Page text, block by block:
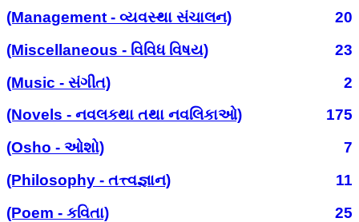
(Management - વ્યવસ્થા સંચાલન)
20
(Miscellaneous - વિવિધ વિષય)
23
(Music - સંગીત)
2
(Novels - નવલકથા તથા નવલિકાઓ)
175
(Osho - ઓશો)
7
(Philosophy - તત્ત્વજ્ઞાન)
11
(Poem - કવિતા)
25